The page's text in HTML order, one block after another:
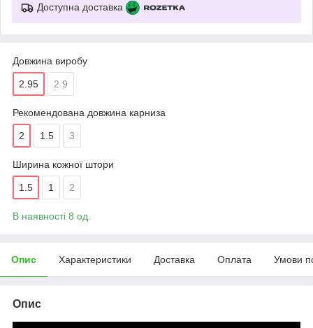
Доступна доставка
Довжина виробу
2.95 2.9
Рекомендована довжина карниза
2 1.5 3
Ширина кожної штори
1.5 1 2
В наявності 8 од.
Опис Характеристики Доставка Оплата Умови
Опис